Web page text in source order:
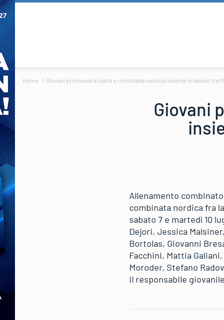
Home Giovani promesse di salto e combinata nordica insieme in raduno fra
Giovani
Allenamento
combinata nordica fra
sabato 7 e martedì 10
Dejori, Jessica
Bortolas, Giovanni
Facchini, Mattia
Moroder, Stefano
il responsabile